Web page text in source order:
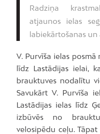
Radziņa
atjaunos ielas
labiekārtošanas un
V. Purvīša ielas
līdz Lastādijas ielai,
brauktuves nodalītu
Savukārt V. Purvīša
Lastādijas ielas līdz
izbūvēs no
velosipēdu ceļu.